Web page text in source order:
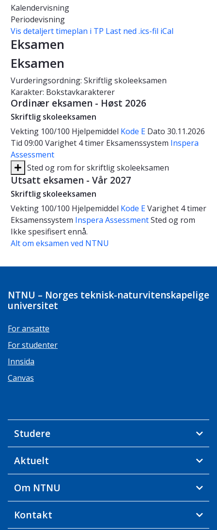
Kalendervisning
Periodevisning
Vis detaljert timeplan i TP Last ned .ics-fil iCal
Eksamen
Eksamen
Vurderingsordning: Skriftlig skoleeksamen
Karakter: Bokstavkarakterer
Ordinær eksamen - Høst 2026
Skriftlig skoleeksamen
Vekting 100/100 Hjelpemiddel Kode E Dato 30.11.2026
Tid 09:00 Varighet 4 timer Eksamenssystem Inspera
Assessment
Sted og rom for skriftlig skoleeksamen
Utsatt eksamen - Vår 2027
Skriftlig skoleeksamen
Vekting 100/100 Hjelpemiddel Kode EVarighet 4 timer
Eksamenssystem Inspera AssessmentSted og rom
Ikke spesifisert ennå.
Alt om eksamen ved NTNU
NTNU – Norges teknisk-naturvitenskapelige
universitet
For ansatte
For studenter
Innsida
Canvas
Studere
Aktuelt
Om NTNU
Kontakt